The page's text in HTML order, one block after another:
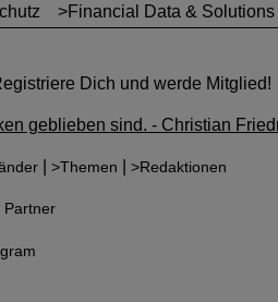
>Financial Data & Solutions
Dich und werde Mitglied!
geblieben sind. - Christian
| >Themen >Redaktionen
Partner